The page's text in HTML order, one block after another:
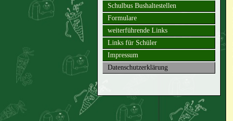
Schulbus Bushaltestellen
Formulare
weiterführende Links
Links für Schüler
Impressum
Datenschutzerklärung